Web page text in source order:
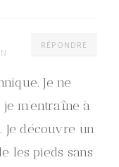
RÉPONDRE
Je ne
m’entraîne à
Je découvre un
les pieds sans